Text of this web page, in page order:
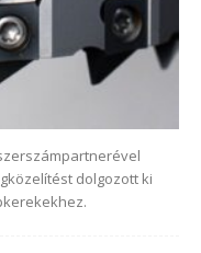
dolgozott ki